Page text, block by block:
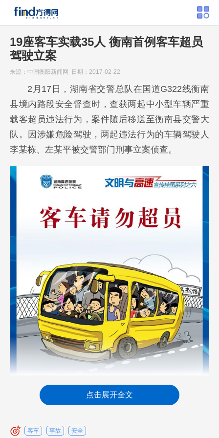
19座客车实载35人 衡南首例客车超员
驾驶立案
来源：中国衡阳新闻网 日期：2017-02-22
2月17日，湖南省交警总队在国道G322线衡南
县境内路段安全督查时，查获两起中小型车辆严重
载客超员违法行为，案件随后移送至衡南县交警大
队。因涉嫌危险驾驶，两起违法行为的车辆驾驶人
李某栋、左某平被交警部门刑事立案侦查。
点击展开全文
客车 事故 安全